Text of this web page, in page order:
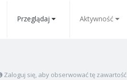
Przeglądaj Aktywność
Zaloguj się, aby obserwować tę zawartość